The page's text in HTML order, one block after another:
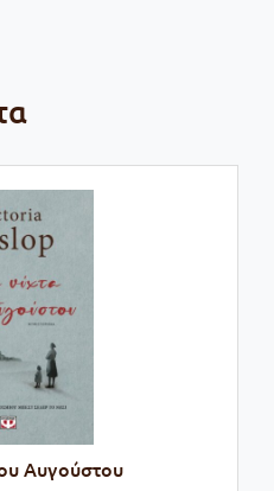
Αυγούστου